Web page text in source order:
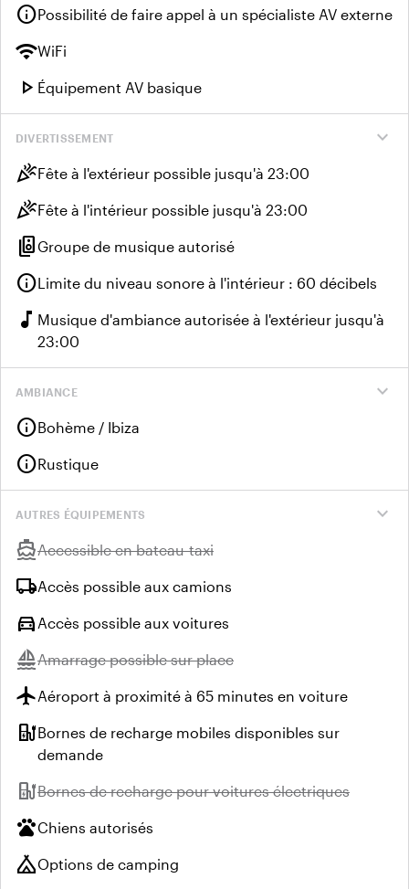
infoPossibilité de faire appel à un spécialiste AV externe
wifiWiFi
play_arrow Équipement AV basique
expand_more
DIVERTISSEMENT
celebrationFête à l'extérieur possible jusqu'à 23:00
celebrationFête à l'intérieur possible jusqu'à 23:00
speaker_groupGroupe de musique autorisé
infoLimite du niveau sonore à l'intérieur : 60 décibels
music_note Musique d'ambiance autorisée à l'extérieur jusqu'à
23:00
expand_more
AMBIANCE
infoBohème / Ibiza
infoRustique
expand_more
AUTRES ÉQUIPEMENTS
directions_boatIndisponible :
Accessible en bateau-taxi
local_shippingAccès possible aux camions
directions_car Accès possible aux voitures
sailingIndisponible :
Amarrage possible sur place
flightAéroport à proximité à 65 minutes en voiture
ev_stationBornes de recharge mobiles disponibles sur
demande
ev_stationIndisponible :
Bornes de recharge pour voitures électriques
petsChiens autorisés
campingOptions de camping